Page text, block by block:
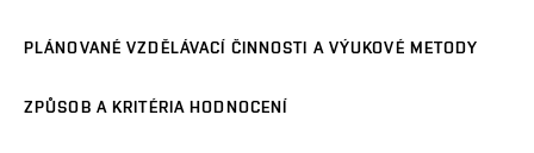
PLÁNOVANÉ VZDĚLÁVACÍ ČINNOSTI A VÝUKOVÉ METODY
ZPŮSOB A KRITÉRIA HODNOCENÍ